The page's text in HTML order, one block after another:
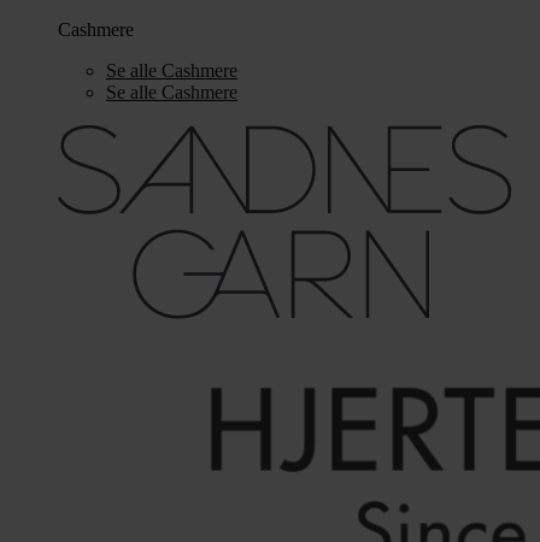
Cashmere
Se alle Cashmere
Se alle Cashmere